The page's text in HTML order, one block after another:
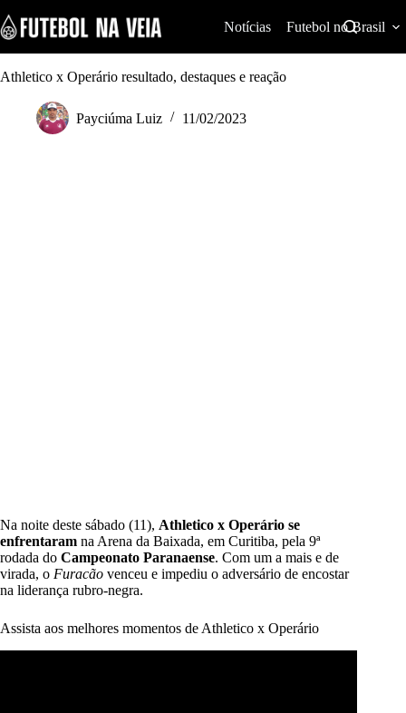
k
i
p
Notícias Futebol no Brasil
Athletico x Operário resultado, destaques e reação
Payciúma Luiz 11/02/2023
Na noite deste sábado (11), Athletico x Operário se
enfrentaram na Arena da Baixada, em Curitiba, pela 9ª
rodada do Campeonato Paranaense. Com um a mais e de
virada, o Furacão venceu e impediu o adversário de encostar
na liderança rubro-negra.
Assista aos melhores momentos de Athletico x Operário